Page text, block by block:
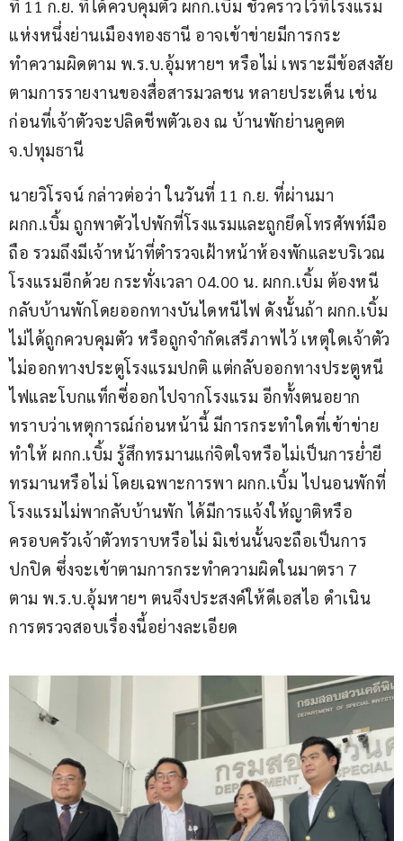
ที่ 11 ก.ย. ที่ได้ควบคุมตัว ผกก.เบิ้ม ชั่วคราวไว้ที่โรงแรม
แห่งหนึ่งย่านเมืองทองธานี อาจเข้าข่ายมีการกระ
ทำความผิดตาม พ.ร.บ.อุ้มหายฯ หรือไม่ เพราะมีข้อสงสัย
ตามการรายงานของสื่อสารมวลชน หลายประเด็น เช่น
ก่อนที่เจ้าตัวจะปลิดชีพตัวเอง ณ บ้านพักย่านคูคต
จ.ปทุมธานี
นายวิโรจน์ กล่าวต่อว่า ในวันที่ 11 ก.ย. ที่ผ่านมา
ผกก.เบิ้ม ถูกพาตัวไปพักที่โรงแรมและถูกยึดโทรศัพท์มือ
ถือ รวมถึงมีเจ้าหน้าที่ตำรวจเฝ้าหน้าห้องพักและบริเวณ
โรงแรมอีกด้วย กระทั่งเวลา 04.00 น. ผกก.เบิ้ม ต้องหนี
กลับบ้านพักโดยออกทางบันไดหนีไฟ ดังนั้นถ้า ผกก.เบิ้ม
ไม่ได้ถูกควบคุมตัว หรือถูกจำกัดเสรีภาพไว้ เหตุใดเจ้าตัว
ไม่ออกทางประตูโรงแรมปกติ แต่กลับออกทางประตูหนี
ไฟและโบกแท็กซี่ออกไปจากโรงแรม อีกทั้งตนอยาก
ทราบว่าเหตุการณ์ก่อนหน้านี้ มีการกระทำใดที่เข้าข่าย
ทำให้ ผกก.เบิ้ม รู้สึกทรมานแก่จิตใจหรือไม่เป็นการย่ำยี
ทรมานหรือไม่ โดยเฉพาะการพา ผกก.เบิ้ม ไปนอนพักที่
โรงแรมไม่พากลับบ้านพัก ได้มีการแจ้งให้ญาติหรือ
ครอบครัวเจ้าตัวทราบหรือไม่ มิเช่นนั้นจะถือเป็นการ
ปกปิด ซึ่งจะเข้าตามการกระทำความผิดในมาตรา 7
ตาม พ.ร.บ.อุ้มหายฯ ตนจึงประสงค์ให้ดีเอสไอ ดำเนิน
การตรวจสอบเรื่องนี้อย่างละเอียด